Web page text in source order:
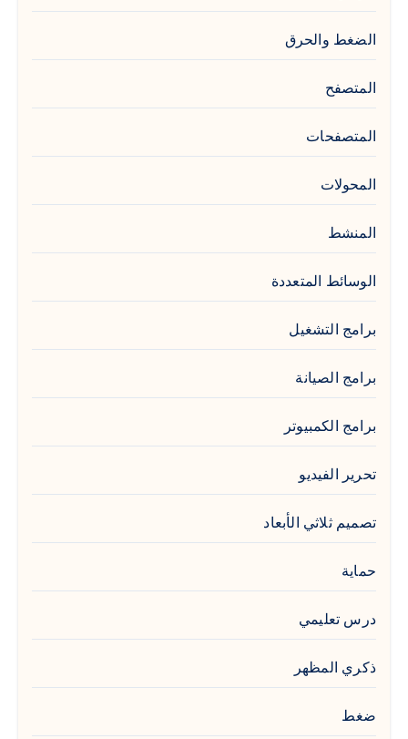
الضغط والحرق
المتصفح
المتصفحات
المحولات
المنشط
الوسائط المتعددة
برامج التشغيل
برامج الصيانة
برامج الكمبيوتر
تحرير الفيديو
تصميم ثلاثي الأبعاد
حماية
درس تعليمي
ذكري المظهر
ضغط